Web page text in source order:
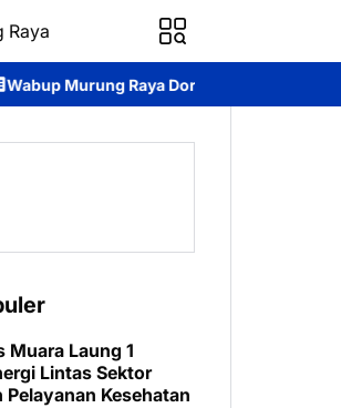
Raya
Dorong Pemerintahan Terbuka, Ajak
Muara Laung 1
Lintas Sektor
Kesehatan